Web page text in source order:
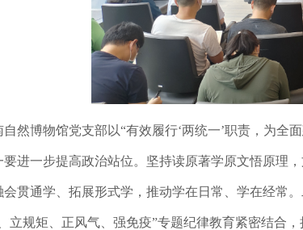
然博物馆党支部以“有效履行‘两统一’职责，为全
要进一步提高政治站位。坚持读原著学原文悟原理
会贯通学、拓展形式学，推动学在日常、学在经常
立规矩、正风气、强免疫”专题纪律教育紧密结合